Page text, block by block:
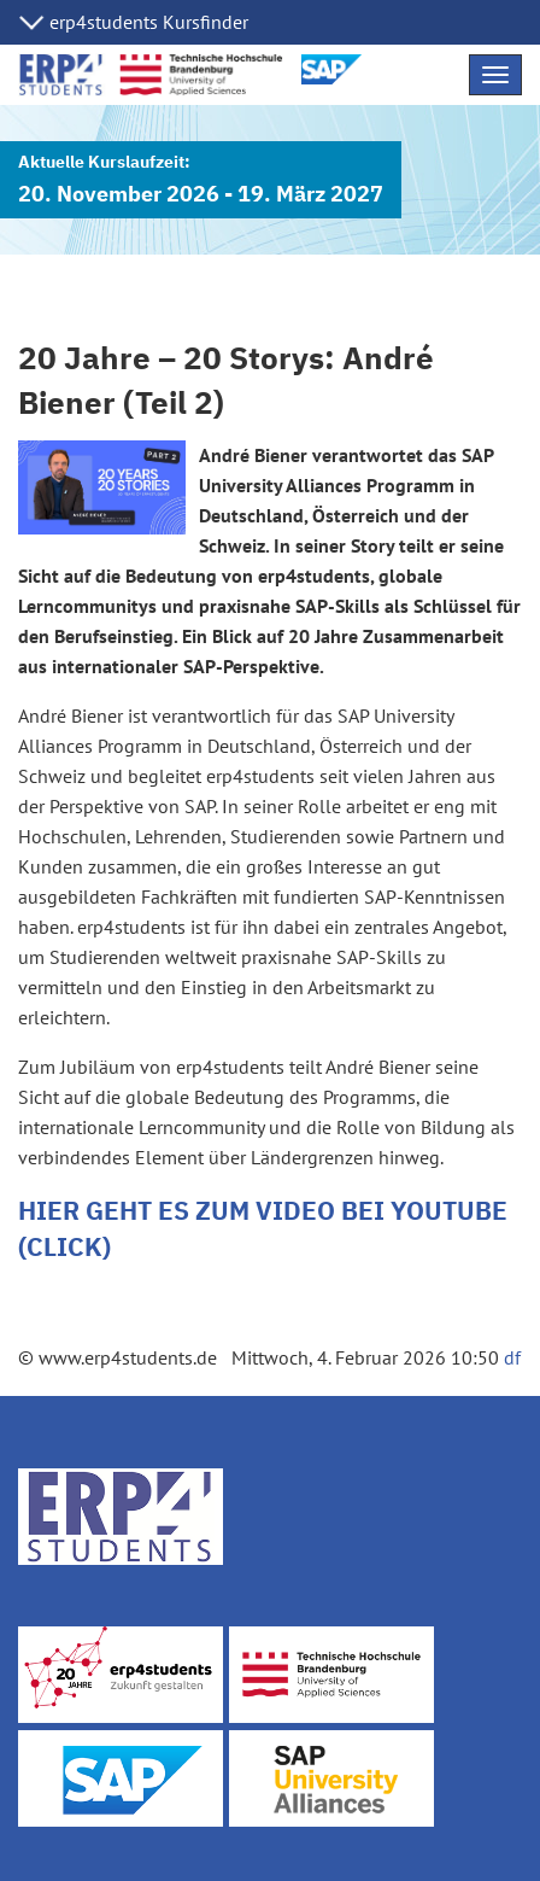
20. November 2026 - 19. März 2027
20 Jahre – 20 Storys: André
Biener (Teil 2)
André Biener verantwortet das SAP
University Alliances Programm in
Deutschland, Österreich und der
Schweiz. In seiner Story teilt er seine
Sicht auf die Bedeutung von erp4students, globale
Lerncommunitys und praxisnahe SAP-Skills als Schlüssel für
den Berufseinstieg. Ein Blick auf 20 Jahre Zusammenarbeit
aus internationaler SAP-Perspektive.
André Biener ist verantwortlich für das SAP University
Alliances Programm in Deutschland, Österreich und der
Schweiz und begleitet erp4students seit vielen Jahren aus
der Perspektive von SAP. In seiner Rolle arbeitet er eng mit
Hochschulen, Lehrenden, Studierenden sowie Partnern und
Kunden zusammen, die ein großes Interesse an gut
ausgebildeten Fachkräften mit fundierten SAP-Kenntnissen
haben. erp4students ist für ihn dabei ein zentrales Angebot,
um Studierenden weltweit praxisnahe SAP-Skills zu
vermitteln und den Einstieg in den Arbeitsmarkt zu
erleichtern.
Zum Jubiläum von erp4students teilt André Biener seine
Sicht auf die globale Bedeutung des Programms, die
internationale Lerncommunity und die Rolle von Bildung als
verbindendes Element über Ländergrenzen hinweg.
HIER GEHT ES ZUM VIDEO BEI YOUTUBE
(CLICK)
© www.erp4students.de Mittwoch, 4. Februar 2026 10:50 df